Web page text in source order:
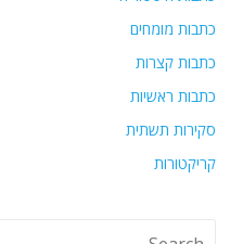
כתבות מומחים
כתבות קצרות
כתבות ראשיות
סקירות תשתית
קריקטורות